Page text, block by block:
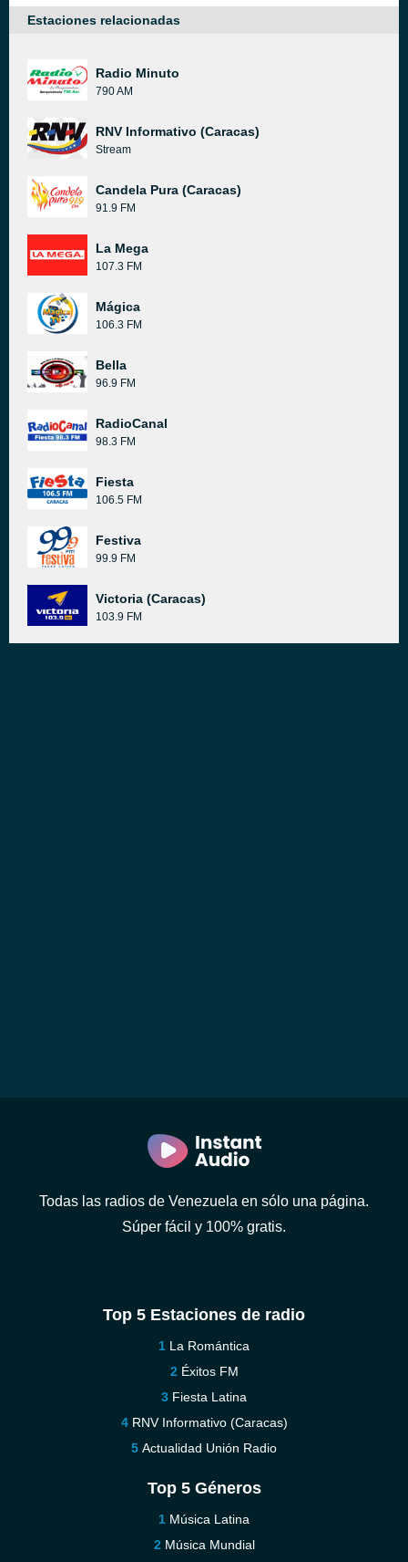
Estaciones relacionadas
Radio Minuto
790 AM
RNV Informativo (Caracas)
Stream
Candela Pura (Caracas)
91.9 FM
La Mega
107.3 FM
Mágica
106.3 FM
Bella
96.9 FM
RadioCanal
98.3 FM
Fiesta
106.5 FM
Festiva
99.9 FM
Victoria (Caracas)
103.9 FM
Todas las radios de Venezuela en sólo una página.
Súper fácil y 100% gratis.
Top 5 Estaciones de radio
La Romántica
Éxitos FM
Fiesta Latina
RNV Informativo (Caracas)
Actualidad Unión Radio
Top 5 Géneros
Música Latina
Música Mundial